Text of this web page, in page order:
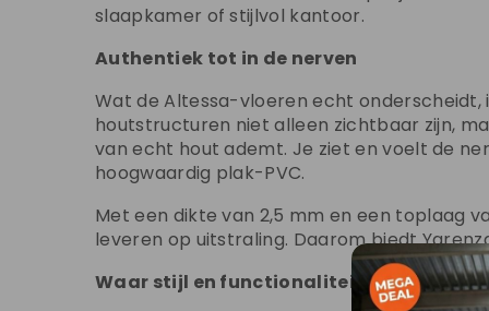
slaapkamer of stijlvol kantoor.
Authentiek tot in de nerven
Wat de Altessa-vloeren echt
houtstructuren niet alleen zichtbaar zijn,
van echt hout ademt. Je ziet en voelt de
hoogwaardig plak-PVC.
Met een dikte van 2,5 mm en een toplaag
leveren op uitstraling. Daarom biedt
Waar stijl en functionaliteit